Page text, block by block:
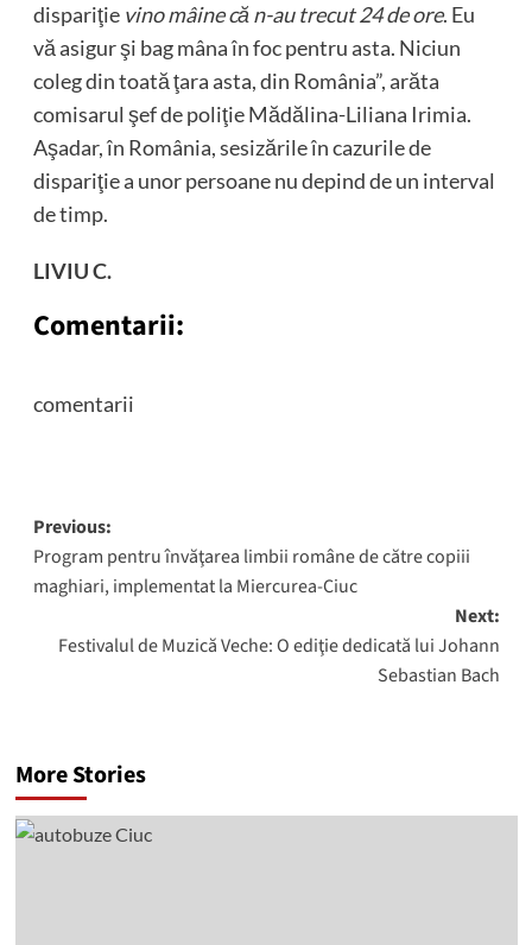
dispariţie vino mâine că n-au trecut 24 de ore. Eu
vă asigur şi bag mâna în foc pentru asta. Niciun
coleg din toată ţara asta, din România”, arăta
comisarul şef de poliţie Mădălina-Liliana Irimia.
Aşadar, în România, sesizările în cazurile de
dispariţie a unor persoane nu depind de un interval
de timp.
LIVIU C.
Comentarii:
comentarii
Post
navigation
Previous:
Program pentru învăţarea limbii române de către copiii
maghiari, implementat la Miercurea-Ciuc
Next:
Festivalul de Muzică Veche: O ediţie dedicată lui Johann
Sebastian Bach
More Stories